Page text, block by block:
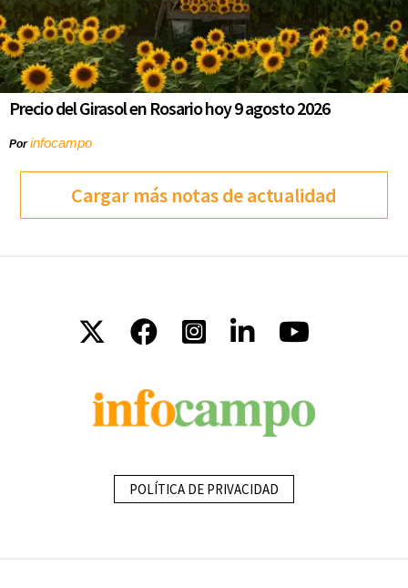
Precio del Girasol en Rosario hoy 9 agosto 2026
Porinfocampo
Cargar más notas de actualidad
POLÍTICA DE PRIVACIDAD